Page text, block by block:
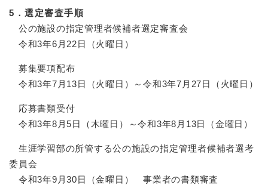
5．選定審査手順
公の施設の指定管理者候補者選定審査会
令和3年6月22日（火曜日）
募集要項配布
令和3年7月13日（火曜日）～令和3年7月27日（火曜日）
応募書類受付
令和3年8月5日（木曜日）～令和3年8月13日（金曜日）
生涯学習部の所管する公の施設の指定管理者候補者選考
委員会
令和3年9月30日（金曜日） 事業者の書類審査